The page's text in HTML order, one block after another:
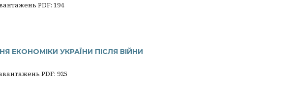
PDF: 194
ЕКОНОМІКИ УКРАЇНИ ПІСЛЯ ВІЙНИ
PDF: 925